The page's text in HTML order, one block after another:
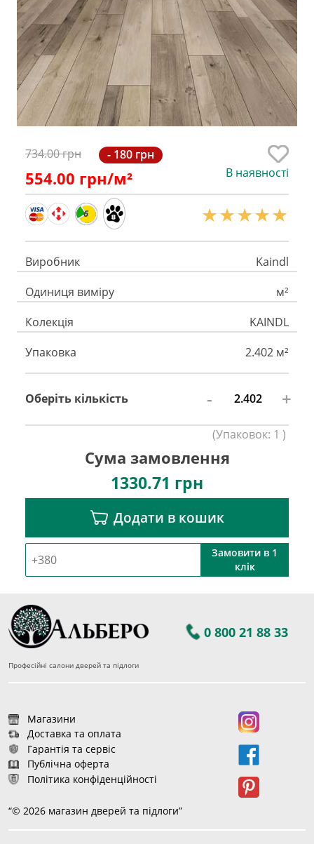
734.00 грн - 180 грн
554.00 грн/м² В наявності
6
Виробник
Kaindl
Одиниця виміру
м²
Колекція
KAINDL
Упаковка
2.402 м²
Оберіть кількість - +
(Упаковок: 1 )
Сума замовлення
1330.71 грн
Додати в кошик
Замовити в 1
клік
0 800 21 88 33
Професійні салони дверей та підлоги
Магазини
Доставка та оплата
Гарантія та сервіс
Публічна оферта
Політика конфіденційності
“© 2026 магазин дверей та підлоги”